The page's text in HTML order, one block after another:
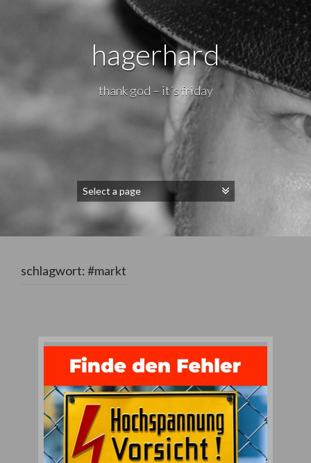
hagerhard
thank god – it´s friday
schlagwort:#markt